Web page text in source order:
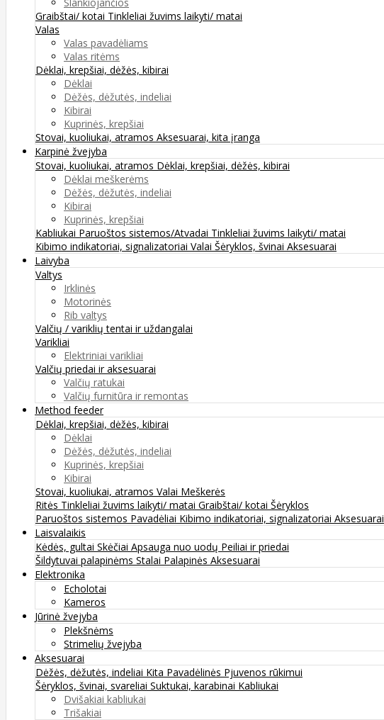
Graibštai/ kotai Tinkleliai žuvims laikyti/ matai
Valas
Valas pavadėliams
Valas ritėms
Dėklai, krepšiai, dėžės, kibirai
Dėklai
Dėžės, dėžutės, indeliai
Kibirai
Kuprinės, krepšiai
Stovai, kuoliukai, atramos Aksesuarai, kita įranga
Karpinė žvejyba
Stovai, kuoliukai, atramos Dėklai, krepšiai, dėžės, kibirai
Dėklai meškerėms
Dėžės, dėžutės, indeliai
Kibirai
Kuprinės, krepšiai
Kabliukai Paruoštos sistemos/Atvadai Tinkleliai žuvims laikyti/ matai
Kibimo indikatoriai, signalizatoriai Valai Šėryklos, švinai Aksesuarai
Laivyba
Valtys
Irklinės
Motorinės
Rib valtys
Valčių / variklių tentai ir uždangalai
Varikliai
Elektriniai varikliai
Valčių priedai ir aksesuarai
Valčių ratukai
Valčių furnitūra ir remontas
Method feeder
Dėklai, krepšiai, dėžės, kibirai
Dėklai
Dėžės, dėžutės, indeliai
Kuprinės, krepšiai
Kibirai
Stovai, kuoliukai, atramos Valai Meškerės
Ritės Tinkleliai žuvims laikyti/ matai Graibštai/ kotai Šėryklos
Paruoštos sistemos Pavadėliai Kibimo indikatoriai, signalizatoriai Aksesuarai
Laisvalaikis
Kėdės, gultai Skėčiai Apsauga nuo uodų Peiliai ir priedai
Šildytuvai palapinėms Stalai Palapinės Aksesuarai
Elektronika
Echolotai
Kameros
Jūrinė žvejyba
Plekšnėms
Strimelių žvejyba
Aksesuarai
Dėžės, dėžutės, indeliai Kita Pavadėlinės Pjuvenos rūkimui
Šėryklos, švinai, svareliai Suktukai, karabinai Kabliukai
Dvišakiai kabliukai
Trišakiai